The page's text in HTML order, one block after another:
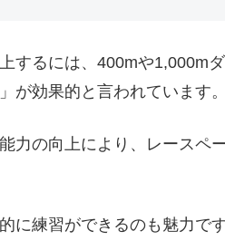
するには、400mや1,000m
が効果的と言われています。
力の向上により、レースペ
に練習ができるのも魅力で